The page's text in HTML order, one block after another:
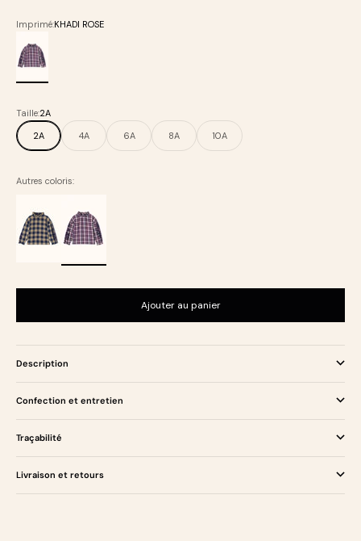
Imprimé:KHADI ROSE
Taille:2A
2A
4A 6A 8A 10A
Autres coloris:
Ajouter au panier
Description
Confection et entretien
Traçabilité
Livraison et retours